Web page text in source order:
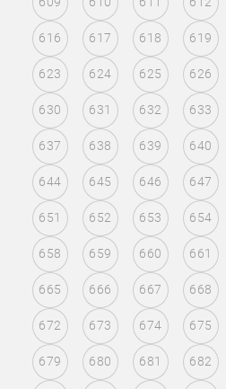
616 617 618 619
623 624 625 626
630 631 632 633
637 638 639 640
644 645 646 647
651 652 653 654
658 659 660 661
665 666 667 668
672 673 674 675
679 680 681 682